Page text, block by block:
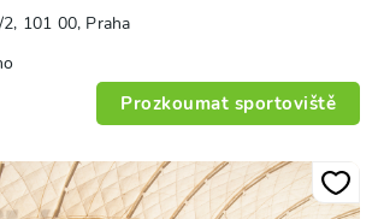
101 00, Praha
Prozkoumat sportoviště